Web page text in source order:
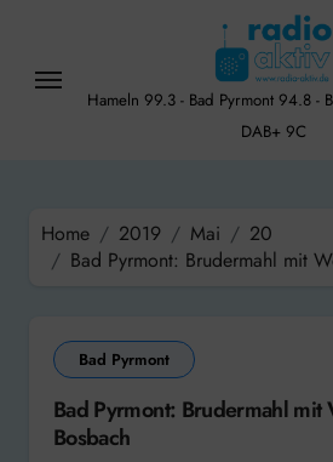
content
Hameln 99.3 - Bad Pyrmont 94.8 -
DAB+ 9C
Home 2019 Mai
20
Bad Pyrmont: Brudermahl mit
Bad Pyrmont
Bad Pyrmont: Brudermahl mit
Bosbach